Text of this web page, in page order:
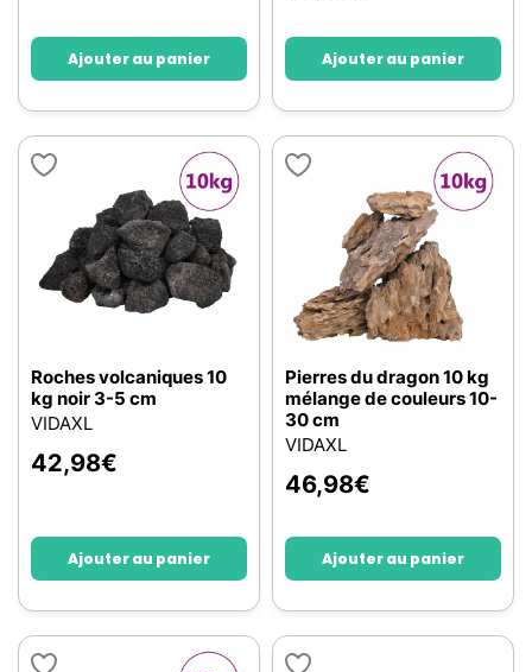
Ajouter au panier Ajouter au panier
Roches volcaniques 10
kg noir 3-5 cm
VIDAXL
42,98€
Ajouter au panier
Pierres du dragon 10 kg
mélange de couleurs 10-
30 cm
VIDAXL
46,98€
Ajouter au panier